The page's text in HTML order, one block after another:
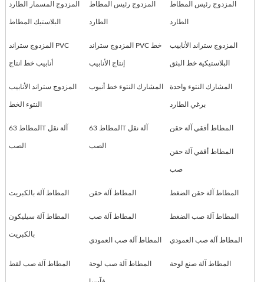
المزدوج المسمار الطارد
البلاستيك المطاط
المزدوج رئيس المطاط
الطارد
المزدوج رئيس المطاط
الطارد
المزدوج ستراند PVC
أنابيب خط انتاج
المزدوج ستراند PVC خط
إنتاج الأنابيب
المزدوج ستراند الأنابيب
البلاستيكية خط البثق
المزدوج ستراند الأنابيب
النتوء الخط
المشارك النتوء خط أنبوب المشارك النتوء واحدة
برغي الطارد
المطاط 63T آلة نقل
الصب
المطاط 63T آلة نقل
الصب
المطاط أفقي آلة حقن
المطاط أفقي آلة حقن
صب
المطاط آلة بالكبريت المطاط آلة حقن المطاط آلة حقن الضغط
المطاط آلة سيليكون
بالكبريت
المطاط آلة صب المطاط آلة صب الضغط
المطاط آلة صب العمودي المطاط آلة صب العمودي
المطاط آلة صب لقط المطاط آلة صب لوحة المطاط آلة صنع لوحة